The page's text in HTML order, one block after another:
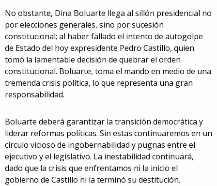
No obstante, Dina Boluarte llega al sillón presidencial no
por elecciones generales, sino por sucesión
constitucional; al haber fallado el intento de autogolpe
de Estado del hoy expresidente Pedro Castillo, quien
tomó la lamentable decisión de quebrar el orden
constitucional. Boluarte, toma el mando en medio de una
tremenda crisis política, lo que representa una gran
responsabilidad.
Boluarte deberá garantizar la transición democrática y
liderar reformas políticas. Sin estas continuaremos en un
círculo vicioso de ingobernabilidad y pugnas entre el
ejecutivo y el legislativo. La inestabilidad continuará,
dado que la crisis que enfrentamos ni la inicio el
gobierno de Castillo ni la terminó su destitución.